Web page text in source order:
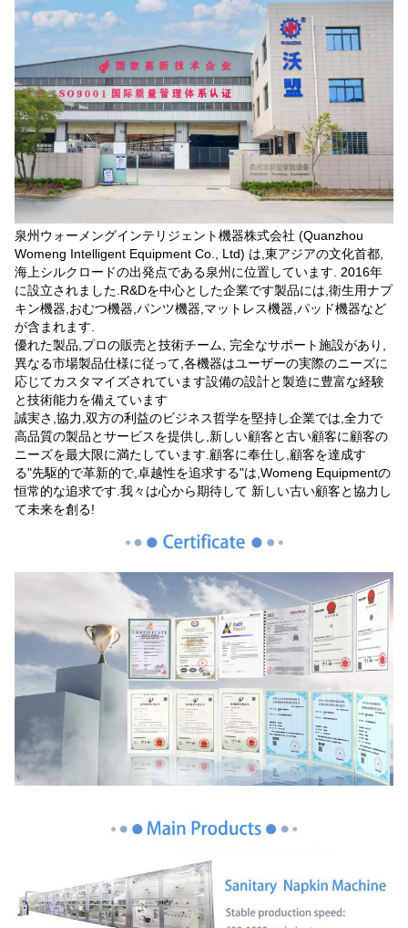
泉州ウォーメングインテリジェント機器株式会社 (Quanzhou
Womeng Intelligent Equipment Co., Ltd) は,東アジアの文化首都,
海上シルクロードの出発点である泉州に位置しています. 2016年
に設立されました.R&Dを中心とした企業です製品には,衛生用ナプ
キン機器,おむつ機器,パンツ機器,マットレス機器,パッド機器など
が含まれます.
優れた製品,プロの販売と技術チーム, 完全なサポート施設があり,
異なる市場製品仕様に従って,各機器はユーザーの実際のニーズに
応じてカスタマイズされています設備の設計と製造に豊富な経験
と技術能力を備えています
誠実さ,協力,双方の利益のビジネス哲学を堅持し企業では,全力で
高品質の製品とサービスを提供し,新しい顧客と古い顧客に顧客の
ニーズを最大限に満たしています.顧客に奉仕し,顧客を達成す
る"先駆的で革新的で,卓越性を追求する"は,Womeng Equipmentの
恒常的な追求です.我々は心から期待して 新しい古い顧客と協力し
て未来を創る!